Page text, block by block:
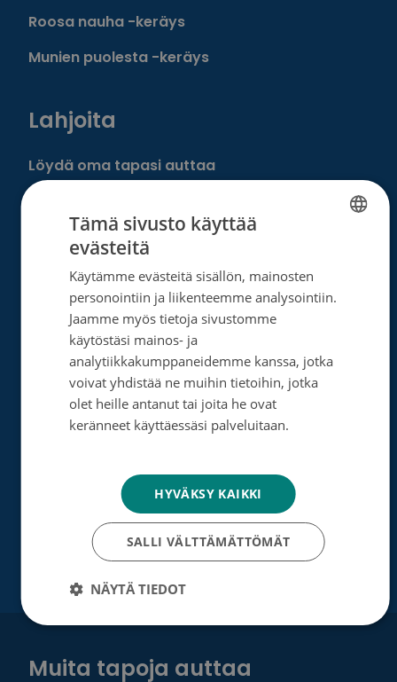
Roosa nauha -keräys
Munien puolesta -keräys
Lahjoita
Löydä oma tapasi auttaa
Tee kertalahjoitus
Tee muistolahja
Perusta merkkipäiväkeräys
Perusta muistokeräys
Perusta oma keräyksesi
Perusta päivätyökeräys
Suurlahjoitus
Muita tapoja auttaa
SWEDISH
Tämä sivusto käyttää
evästeitä
Käytämme evästeitä sisällön, mainosten
personointiin ja liikenteemme analysointiin.
Jaamme myös tietoja sivustomme
käytöstäsi mainos- ja
analytiikkakumppaneidemme kanssa, jotka
voivat yhdistää ne muihin tietoihin, jotka
olet heille antanut tai joita he ovat
keränneet käyttäessäsi palveluitaan.
HYVÄKSY KAIKKI
SALLI VÄLTTÄMÄTTÖMÄT
NÄYTÄ TIEDOT